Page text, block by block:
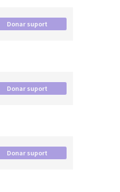
Donar suport
Donar suport
Donar suport